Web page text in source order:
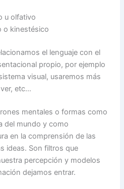
u olfativo
o kinestésico
el lenguaje con el
propio, por ejemplo
visual, usaremos más
etc…
mentales o formas como
del mundo y como
en la comprensión de las
ideas. Son filtros que
percepción y modelos
dejamos entrar.